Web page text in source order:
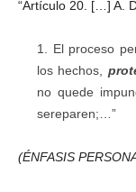
“Artículo 20. […] A.
El proceso
los hechos,
no quede
sereparen;…”
(ÉNFASIS